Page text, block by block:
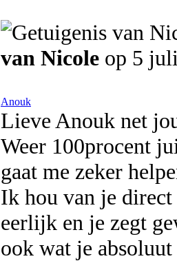
van Nicole op 5
Anouk
Lieve Anouk net
Weer 100procent
gaat me zeker
Ik hou van je
eerlijk en je zegt
ook wat je